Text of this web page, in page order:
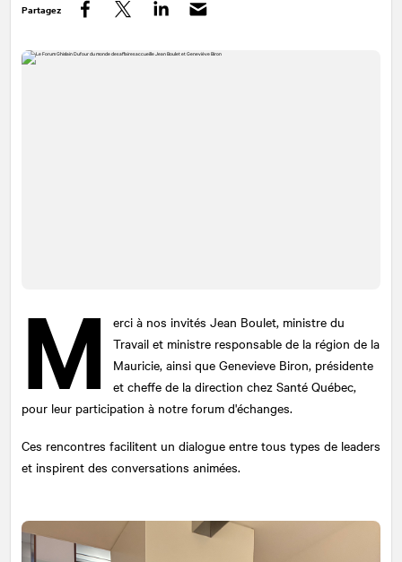
Partagez
M
erci à nos invités Jean Boulet, ministre du
Travail et ministre responsable de la région de la
Mauricie, ainsi que Genevieve Biron, présidente
et cheffe de la direction chez Santé Québec,
pour leur participation à notre forum d'échanges.
Ces rencontres facilitent un dialogue entre tous types de leaders
et inspirent des conversations animées.